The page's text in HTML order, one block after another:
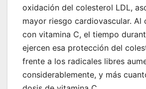
oxidación del colesterol LDL,
mayor riesgo cardiovascular. Al
con vitamina C, el tiempo
ejercen esa protección del
frente a los radicales libres
considerablemente, y más